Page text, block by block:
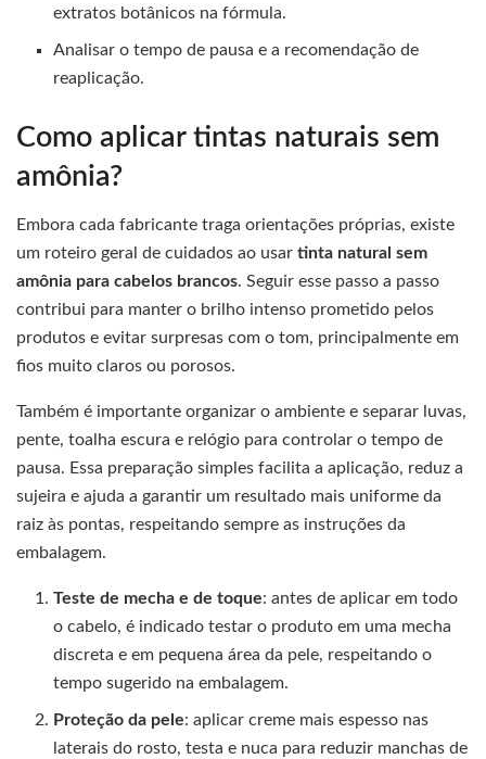
extratos botânicos na fórmula.
Analisar o tempo de pausa e a recomendação de
reaplicação.
Como aplicar tintas naturais sem
amônia?
Embora cada fabricante traga orientações próprias, existe
um roteiro geral de cuidados ao usar tinta natural sem
amônia para cabelos brancos. Seguir esse passo a passo
contribui para manter o brilho intenso prometido pelos
produtos e evitar surpresas com o tom, principalmente em
fios muito claros ou porosos.
Também é importante organizar o ambiente e separar luvas,
pente, toalha escura e relógio para controlar o tempo de
pausa. Essa preparação simples facilita a aplicação, reduz a
sujeira e ajuda a garantir um resultado mais uniforme da
raiz às pontas, respeitando sempre as instruções da
embalagem.
Teste de mecha e de toque: antes de aplicar em todo
o cabelo, é indicado testar o produto em uma mecha
discreta e em pequena área da pele, respeitando o
tempo sugerido na embalagem.
Proteção da pele: aplicar creme mais espesso nas
laterais do rosto, testa e nuca para reduzir manchas de